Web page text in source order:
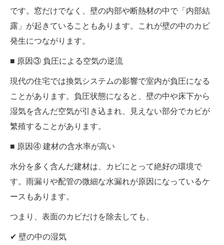
です。窓だけでなく、壁の内部や断熱材の中で「内部結
露」が起きていることもあります。これが壁の中のカビ
発生につながります。
■ 原因③ 負圧による空気の逆流
現代の住宅では換気システムの影響で室内が負圧になる
ことがあります。負圧状態になると、壁の中や床下から
湿気を含んだ空気が引き込まれ、見えない部分でカビが
繁殖することがあります。
■ 原因④ 建材の含水率が高い
水分を多く含んだ建材は、カビにとって絶好の環境で
す。雨漏りや配管の微細な水漏れが原因になっているケ
ースもあります。
つまり、表面のカビだけを除去しても、
✔ 壁の中の湿気